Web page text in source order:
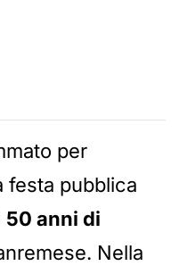
per
festa pubblica
50 anni di
Nella